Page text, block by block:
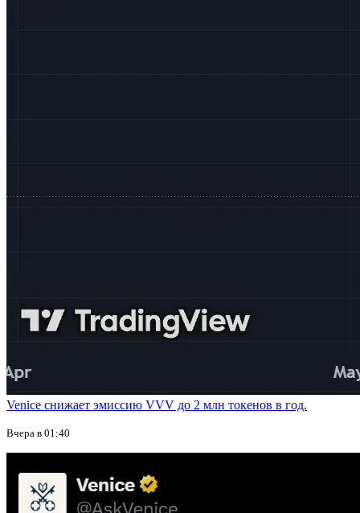
Venice снижает эмиссию VVV до 2 млн токенов в год.
Вчера в 01:40